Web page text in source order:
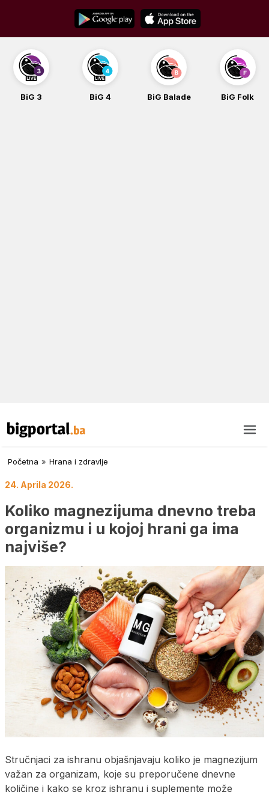
content
BiG 3 BiG 4 BiG Balade BiG Folk
Početna » Hrana i zdravlje
24. Aprila 2026.
Koliko magnezijuma dnevno treba
organizmu i u kojoj hrani ga ima
najviše?
Stručnjaci za ishranu objašnjavaju koliko je magnezijum
važan za organizam, koje su preporučene dnevne
količine i kako se kroz ishranu i suplemente može